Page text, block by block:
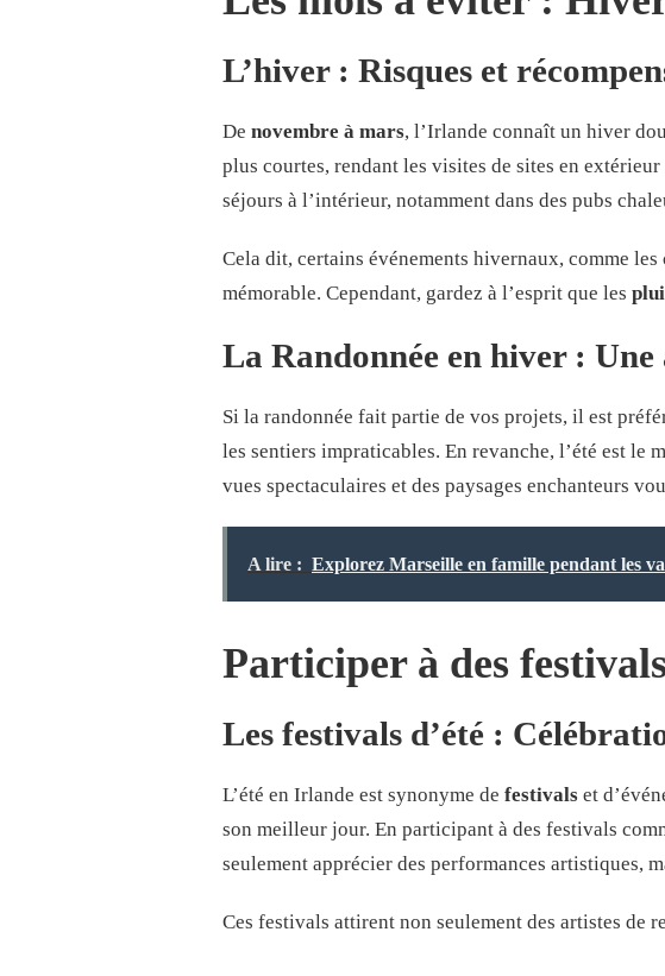
L’hiver : Risques et
De novembre à mars, l’Irlande connaît un hiver
plus courtes, rendant les visites de sites en
séjours à l’intérieur, notamment dans des pubs
Cela dit, certains événements hivernaux, comme les
mémorable. Cependant, gardez à l’esprit que les
La Randonnée en hiver :
Si la randonnée fait partie de vos projets, il est
les sentiers impraticables. En revanche, l’été est le
vues spectaculaires et des paysages enchanteurs
A lire : Explorez Marseille en famille pendant les
Participer à des
Les festivals d’été :
L’été en Irlande est synonyme de festivals et
son meilleur jour. En participant à des festivals
seulement apprécier des performances artistiques,
Ces festivals attirent non seulement des artistes de